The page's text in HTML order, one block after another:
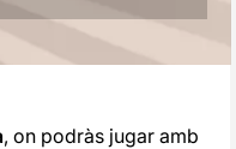
, on podràs jugar amb